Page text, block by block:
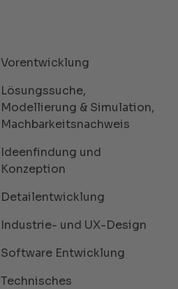
Vorentwicklung
Lösungssuche,
Modellierung & Simulation,
Machbarkeitsnachweis
Ideenfindung und
Konzeption
Detailentwicklung
Industrie- und UX-Design
Software Entwicklung
Technisches